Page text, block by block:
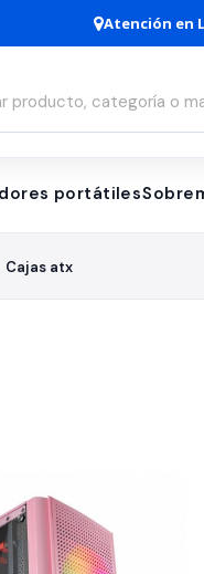
Atención en
portátiles
Cajas atx